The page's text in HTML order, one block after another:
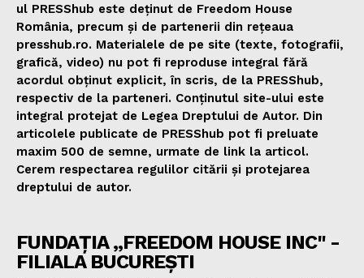
ul PRESShub este deținut de Freedom House
România, precum și de partenerii din rețeaua
presshub.ro. Materialele de pe site (texte, fotografii,
grafică, video) nu pot fi reproduse integral fără
acordul obținut explicit, în scris, de la PRESShub,
respectiv de la parteneri. Conținutul site-ului este
integral protejat de Legea Dreptului de Autor. Din
articolele publicate de PRESShub pot fi preluate
maxim 500 de semne, urmate de link la articol.
Cerem respectarea regulilor citării și protejarea
dreptului de autor.
FUNDAȚIA „FREEDOM HOUSE INC" -
FILIALA BUCUREȘTI